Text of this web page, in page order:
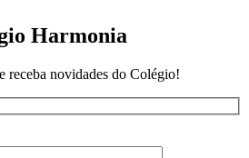
Harmonia
receba novidades do Colégio!